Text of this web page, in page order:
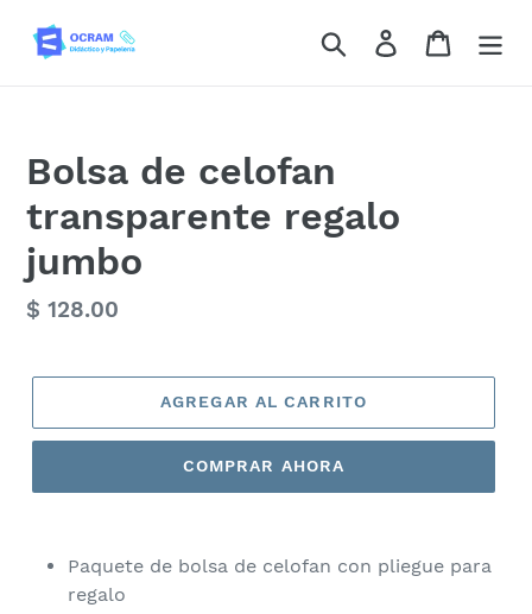
directamente
Buscar IngresarCarrito
Bolsa de celofan
transparente regalo
jumbo
Precio
$ 128.00
AGREGAR AL CARRITO
COMPRAR AHORA
Paquete de bolsa de celofan con pliegue para
regalo